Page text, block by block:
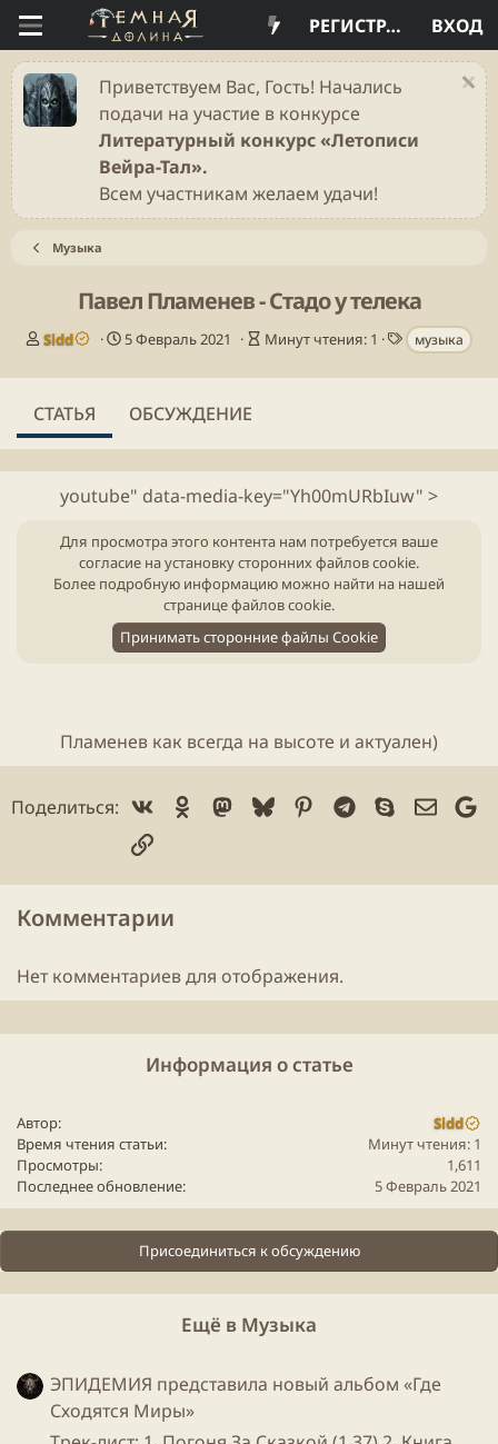
ВХОД
РЕГИСТРАЦИЯ
Приветствуем Вас, Гость! Начались
подачи на участие в конкурсе
Литературный конкурс «Летописи
Вейра-Тал».
Всем участникам желаем удачи!
Музыка
Павел Пламенев - Стадо у телека
А
т
р
Sidd
Д
т
п
и
а
ц
и
5 Февраль 2021
В
е
н
я
с
т
а
т
ь
Минут чтения: 1
Т
е
г
музыка
СТАТЬЯ ОБСУЖДЕНИЕ
youtube" data-media-key="Yh00mURbIuw" >
Для просмотра этого контента нам потребуется ваше
согласие на установку сторонних файлов cookie.
Более подробную информацию можно найти на нашей
странице файлов cookie.
Принимать сторонние файлы Cookie
Пламенев как всегда на высоте и актуален)​
Поделиться: Vk Ok Mastodon
BlueskyPinterest
Telegram
Skype
Ссылка
Комментарии
Нет комментариев для отображения.
Информация о статье
Автор
Sidd
Время чтения статьи
Минут чтения: 1
Просмотры
1,611
Последнее обновление
5 Февраль 2021
Присоединиться к обсуждению
Ещё в Музыка
ЭПИДЕМИЯ представила новый альбом «Где
Сходятся Миры»